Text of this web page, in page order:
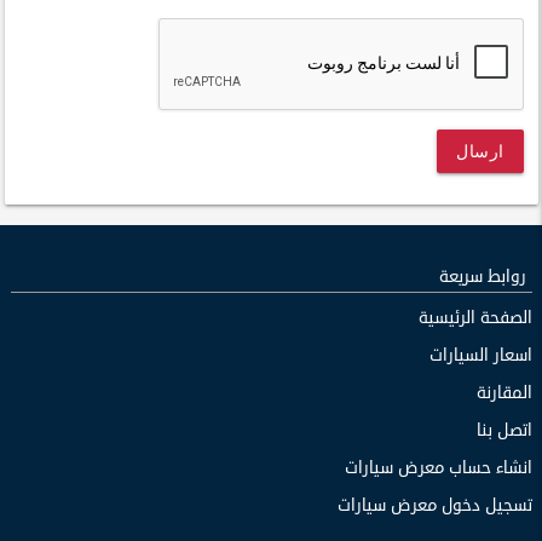
ارسال
روابط سريعة
الصفحة الرئيسية
اسعار السيارات
المقارنة
اتصل بنا
انشاء حساب معرض سيارات
تسجيل دخول معرض سيارات